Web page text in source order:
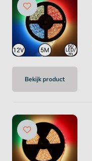
Bekijk product